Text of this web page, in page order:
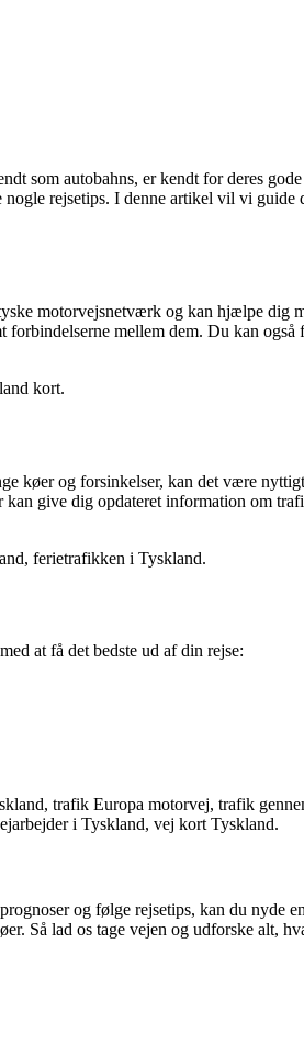
som autobahns, er kendt for deres
rejsetips. I denne artikel vil vi guide
motorvejsnetværk og kan hjælpe dig
mellem dem. Du kan også
kort.
køer og forsinkelser, kan det være
give dig opdateret information om
ferietrafikken i Tyskland.
at få det bedste ud af din rejse:
trafik Europa motorvej, trafik
i Tyskland, vej kort Tyskland.
og følge rejsetips, kan du nyde
Så lad os tage vejen og udforske alt,